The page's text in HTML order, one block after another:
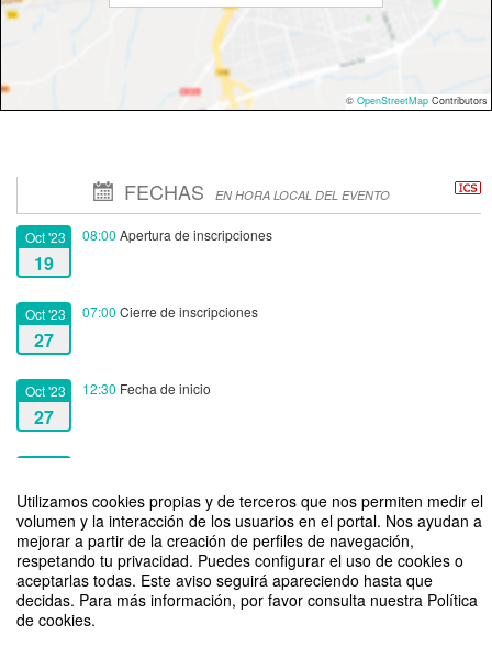
Utilizamos cookies propias y de terceros que nos permiten medir el
volumen y la interacción de los usuarios en el portal. Nos ayudan a
mejorar a partir de la creación de perfiles de navegación,
respetando tu privacidad. Puedes configurar el uso de cookies o
aceptarlas todas. Este aviso seguirá apareciendo hasta que
decidas. Para más información, por favor consulta nuestra Política
de cookies.
© OpenStreetMap Contributors
FECHAS EN HORA LOCAL DEL EVENTO
Oct '23
19
08:00 Apertura de inscripciones
Oct '23
27
07:00 Cierre de inscripciones
Oct '23
27
12:30 Fecha de inicio
27
SE2023-24: Emprender en Arte (II)